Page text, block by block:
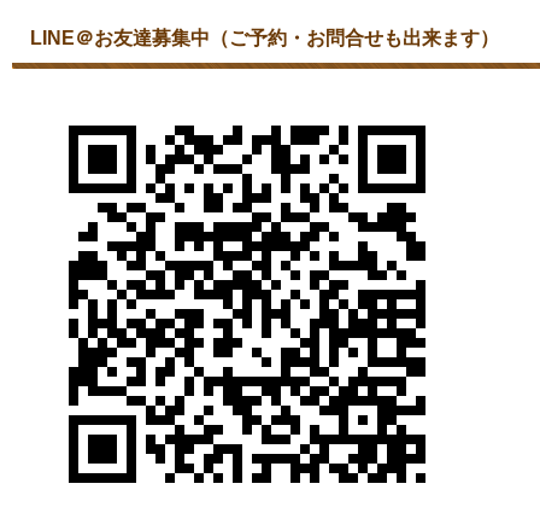
LINE＠お友達募集中（ご予約・お問合せも出来ます）